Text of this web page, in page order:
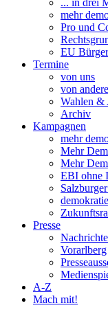
... in drei
mehr
Pro und
EU
Termine
von uns
von
Wahlen &
Archiv
Kampagnen
mehr
Mehr
Mehr
EBI ohne
Presse
Vorarlberg
A-Z
Mach mit!